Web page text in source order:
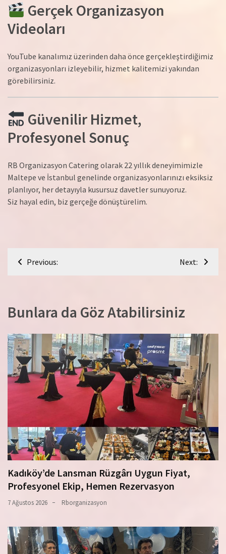
Gerçek Organizasyon
Videoları
YouTube kanalımız üzerinden daha önce gerçekleştirdiğimiz
organizasyonları izleyebilir, hizmet kalitemizi yakından
görebilirsiniz.
Güvenilir Hizmet,
Profesyonel Sonuç
RB Organizasyon Catering olarak 22 yıllık deneyimimizle
Maltepe ve İstanbul genelinde organizasyonlarınızı eksiksiz
planlıyor, her detayıyla kusursuz davetler sunuyoruz.
Siz hayal edin, biz gerçeğe dönüştürelim.
YazıPrevious: Next:
Bunlara da Göz Atabilirsiniz
Kadıköy’de Lansman Rüzgârı Uygun Fiyat,
Profesyonel Ekip, Hemen Rezervasyon
7 Ağustos 2026 Rborganizasyon